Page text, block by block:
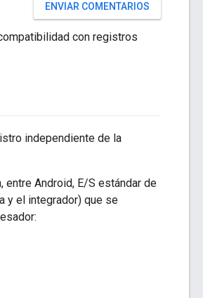
ENVIAR COMENTARIOS
con registros
independiente de la
entre Android, E/S estándar de
y el integrador) que se